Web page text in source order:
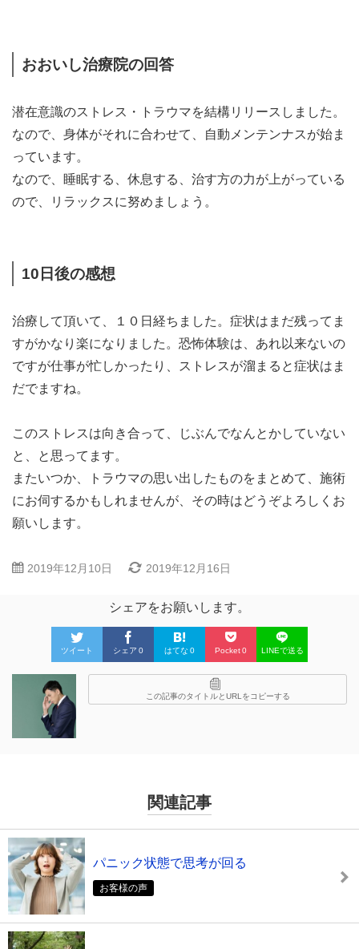
おおいし治療院の回答
潜在意識のストレス・トラウマを結構リリースしました。
なので、身体がそれに合わせて、自動メンテンナスが始ま
っています。
なので、睡眠する、休息する、治す方の力が上がっている
ので、リラックスに努めましょう。
10日後の感想
治療して頂いて、１０日経ちました。症状はまだ残ってま
すがかなり楽になりました。恐怖体験は、あれ以来ないの
ですが仕事が忙しかったり、ストレスが溜まると症状はま
だでますね。
このストレスは向き合って、じぶんでなんとかしていない
と、と思ってます。
またいつか、トラウマの思い出したものをまとめて、施術
にお伺するかもしれませんが、その時はどうぞよろしくお
願いします。
2019年12月10日 2019年12月16日
シェアをお願いします。
ツイート シェア 0 はてな 0 Pocket0 LINEで送る
この記事のタイトルとURLをコピーする
関連記事
パニック状態で思考が回る
お客様の声